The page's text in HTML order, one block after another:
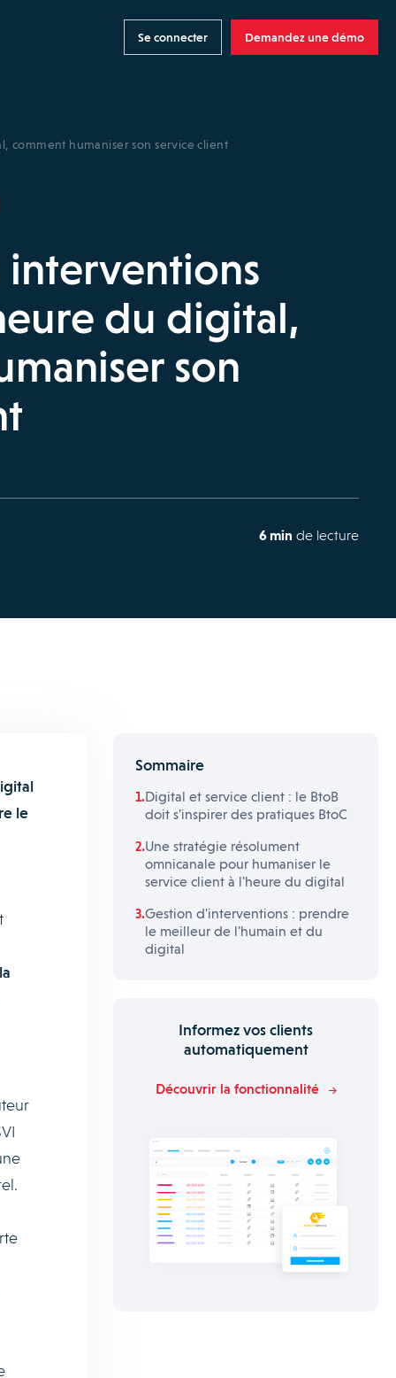
Se connecter Demandez une démo
comment humaniser son service client
interventions
du digital,
son
6 min de lecture
le
Sommaire
Digital et service client : le BtoB
doit s'inspirer des pratiques BtoC
Une stratégie résolument
omnicanale pour humaniser le
service client à l'heure du digital
Gestion d'interventions : prendre
le meilleur de l'humain et du
digital
Informez vos clients
automatiquement
Découvrir la fonctionnalité